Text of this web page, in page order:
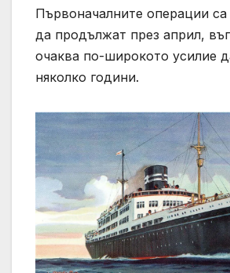
Първоначалните операции
да продължат през април,
очаква по-широкото усилие
няколко години.